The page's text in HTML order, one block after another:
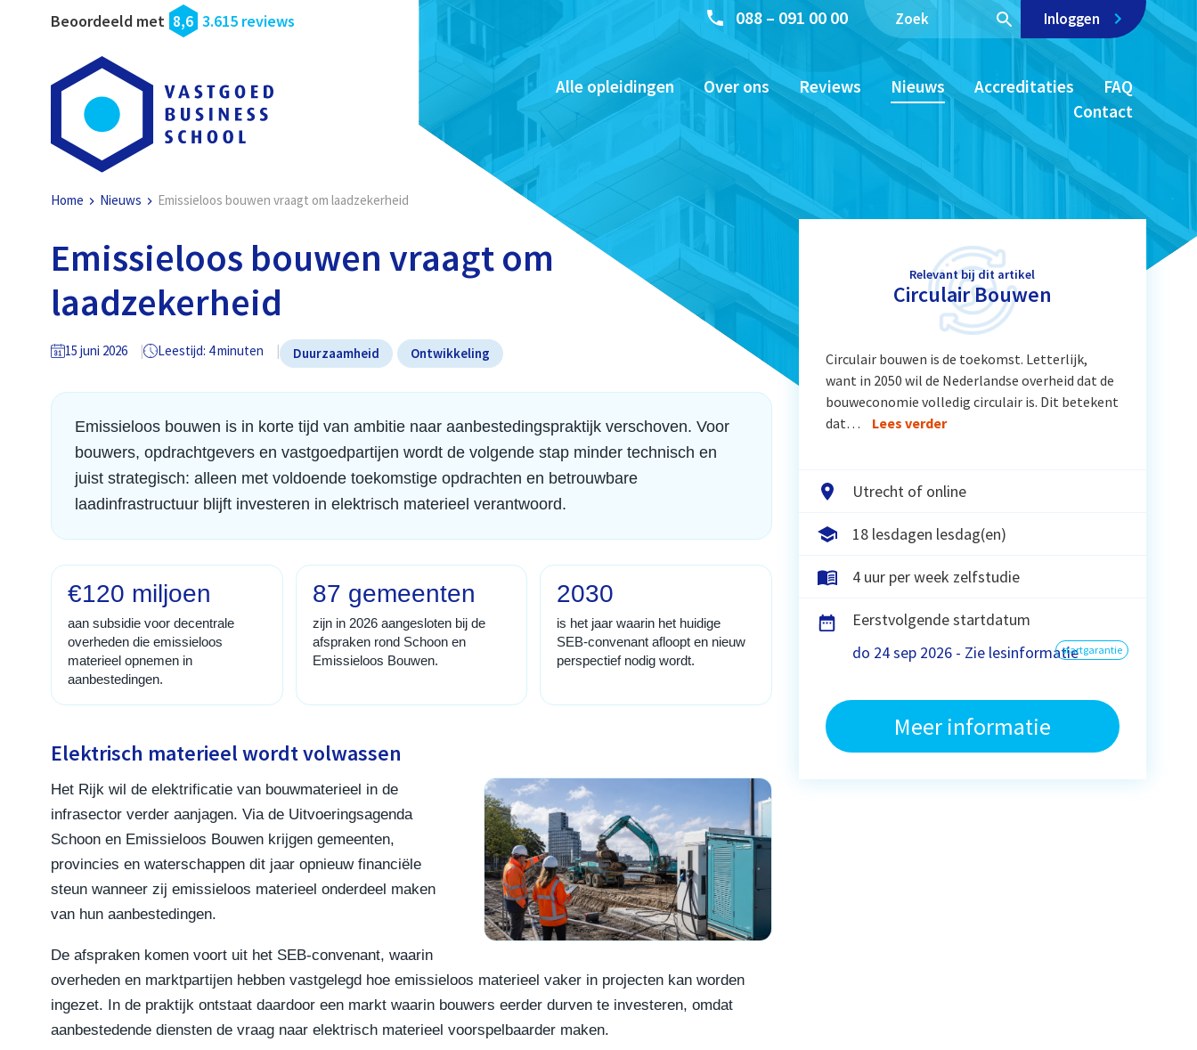
Beoordeeld met 8,6 3.615 reviews 088 – 091 00 00 Inloggen
Alle opleidingen Over ons Reviews Nieuws Accreditaties
FAQ
Contact
Home Nieuws Emissieloos bouwen vraagt om laadzekerheid
Emissieloos bouwen vraagt om
laadzekerheid
15 juni 2026 Leestijd: 4 minuten Duurzaamheid Ontwikkeling
Emissieloos bouwen is in korte tijd van ambitie naar aanbestedingspraktijk verschoven. Voor
bouwers, opdrachtgevers en vastgoedpartijen wordt de volgende stap minder technisch en
juist strategisch: alleen met voldoende toekomstige opdrachten en betrouwbare
laadinfrastructuur blijft investeren in elektrisch materieel verantwoord.
€120 miljoen
aan subsidie voor decentrale
overheden die emissieloos
materieel opnemen in
aanbestedingen.
87 gemeenten
zijn in 2026 aangesloten bij de
afspraken rond Schoon en
Emissieloos Bouwen.
2030
is het jaar waarin het huidige
SEB-convenant afloopt en nieuw
perspectief nodig wordt.
Elektrisch materieel wordt volwassen
Het Rijk wil de elektrificatie van bouwmaterieel in de
infrasector verder aanjagen. Via de Uitvoeringsagenda
Schoon en Emissieloos Bouwen krijgen gemeenten,
provincies en waterschappen dit jaar opnieuw financiële
steun wanneer zij emissieloos materieel onderdeel maken
van hun aanbestedingen.
De afspraken komen voort uit het SEB-convenant, waarin
overheden en marktpartijen hebben vastgelegd hoe emissieloos materieel vaker in projecten kan worden
ingezet. In de praktijk ontstaat daardoor een markt waarin bouwers eerder durven te investeren, omdat
aanbestedende diensten de vraag naar elektrisch materieel voorspelbaarder maken.
Relevant bij dit artikel
Circulair Bouwen
Circulair bouwen is de toekomst. Letterlijk,
want in 2050 wil de Nederlandse overheid dat de
bouweconomie volledig circulair is. Dit betekent
dat…
Lees verder
Utrecht of online
18 lesdagen lesdag(en)
4 uur per week zelfstudie
Eerstvolgende startdatum
do 24 sep 2026 - Zie lesinformatiestartgarantie
Meer informatie